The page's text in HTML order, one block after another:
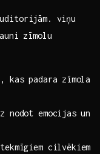
viņu
zīmolu
kas padara⁢ zīmola
emocijas ⁣un
cilvēkiem